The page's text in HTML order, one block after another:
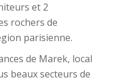
et 2
rochers de
parisienne.
de Marek, local
beaux secteurs de